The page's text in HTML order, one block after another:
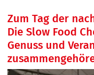
Zum Tag der
Die Slow Food
Genuss und